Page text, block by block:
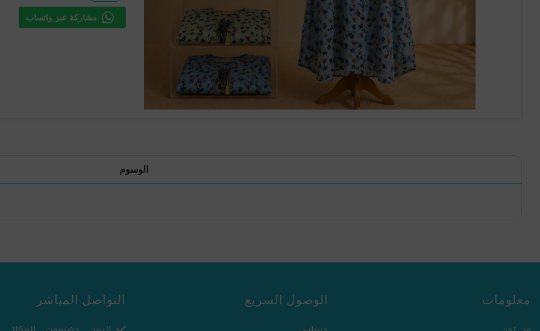
مشاركة عبر واتساب
الوسوم
معلومات الوصول السريع التواصل المباشر